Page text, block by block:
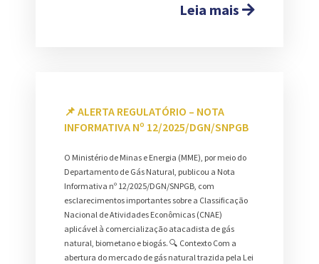
Leia mais
📌 ALERTA REGULATÓRIO – NOTA
INFORMATIVA Nº 12/2025/DGN/SNPGB
O Ministério de Minas e Energia (MME), por meio do
Departamento de Gás Natural, publicou a Nota
Informativa nº 12/2025/DGN/SNPGB, com
esclarecimentos importantes sobre a Classificação
Nacional de Atividades Econômicas (CNAE)
aplicável à comercialização atacadista de gás
natural, biometano e biogás. 🔍 Contexto Com a
abertura do mercado de gás natural trazida pela Lei